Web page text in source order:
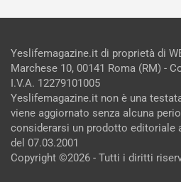
Yeslifemagazine.it di proprietà di
Marchese 10, 00141 Roma (RM) -
I.V.A. 12279101005
Yeslifemagazine.it non è una
viene aggiornato senza alcuna
considerarsi un prodotto editoriale
del 07.03.2001
Copyright ©2026 - Tutti i diritti